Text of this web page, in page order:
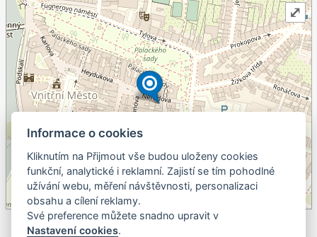
©OpenStreetMapcontributors.
⤢
Informace o cookies
Kliknutím na Přijmout vše budou uloženy cookies
funkční, analytické i reklamní. Zajistí se tím pohodlné
užívání webu, měření návštěvnosti, personalizaci
obsahu a cílení reklamy.
Své preference můžete snadno upravit v
Nastavení cookies.